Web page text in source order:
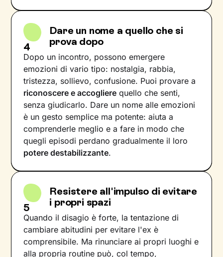
4
Dare un nome a quello che si
prova dopo
Dopo un incontro, possono emergere
emozioni di vario tipo: nostalgia, rabbia,
tristezza, sollievo, confusione. Puoi provare a
riconoscere e accogliere quello che senti,
senza giudicarlo. Dare un nome alle emozioni
è un gesto semplice ma potente: aiuta a
comprenderle meglio e a fare in modo che
quegli episodi perdano gradualmente il loro
potere destabilizzante.
5
Resistere all'impulso di evitare
i propri spazi
Quando il disagio è forte, la tentazione di
cambiare abitudini per evitare l'ex è
comprensibile. Ma rinunciare ai propri luoghi e
alla propria routine può, col tempo,